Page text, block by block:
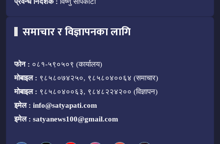
समाचार र विज्ञापनका लागि
फोन : ०८१-५९०५०९ (कार्यालय)
मोबाइल : ९८५८०७४२५०, ९८५८०४००६४ (समाचार)
मोबाइल : ९८५८०४००६३, ९८४८२२४२०० (विज्ञापन)
इमेल : info@satyapati.com
इमेल : satyanews100@gmail.com